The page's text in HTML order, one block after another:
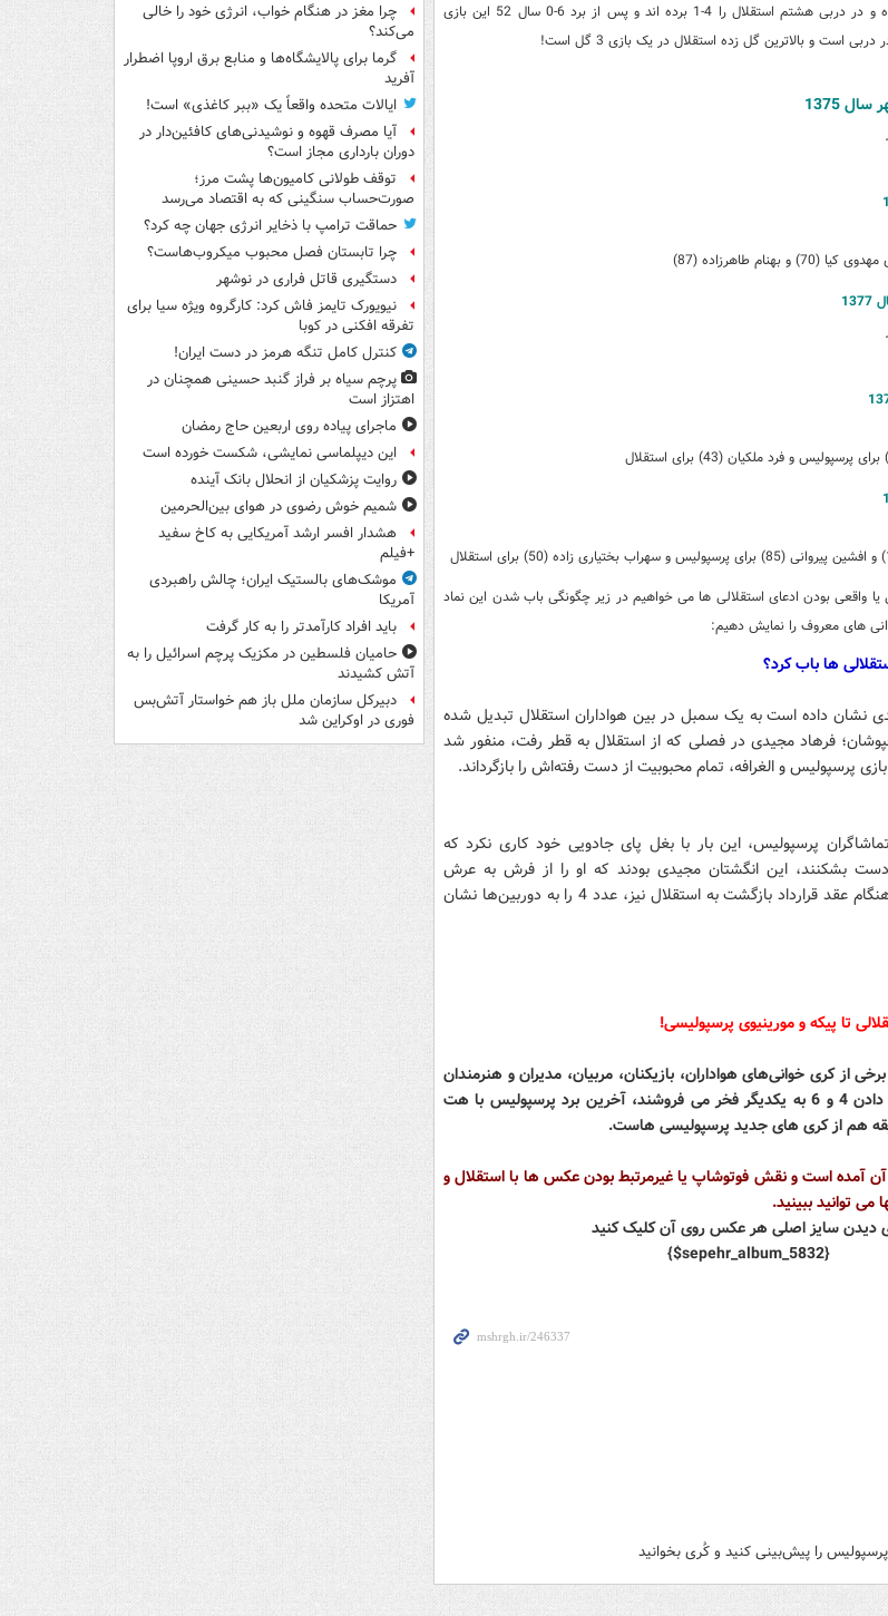
زودتر از 6 نماد پرسپولیس شده و در دربی هشتم استقلال را 4-1 برده اند و پس از برد 6-0 سال 52 این بازی
است و بالاترین گل زده استقلال در یک بازی 3 گل است!
یا واقعی بودن ادعای استقلالی ها می خواهیمدر زیر چگونگی باب شدن این نماد
های معروف را نمایش دهیم:
نشان داده است به یک سمبل در بین هواداران استقلال تبدیل شده
فرهاد مجیدی در فصلی که از استقلال به قطر رفت، منفور شد
پرسپولیس، این بار با بغل پای جادویی خود کاری نکرد که
بشکنند، این انگشتان مجیدی بودند که او را از فرش به عرش
رساندند. فرهاد بعدها در هنگام عقد قرارداد بازگشت به استقلال نیز، عدد 4 را به دوربین‌ها نشان
تا پیکه و مورینیوی پرسپولیسی!
از کری خوانی‌های هواداران، بازیکنان، مربیان، مدیران و هنرمندان
را خواهید دید که با نشان دادن 4 و 6 به یکدیگر فخر می فروشند، آخرین برد پرسپولیس با هت
آمده است و نقش فوتوشاپ یا غیرمرتبط بودن عکس ها با استقلال و
می توانید ببینید.
دیدن سایز اصلی هر عکس روی آن کلیک کنید
{$sepehr_album_5832}
چرا مغز در هنگام خواب، انرژی خود را خالی
می‌کند؟
گرما برای پالایشگاه‌ها و منابع برق اروپا اضطرار
آفرید
ایالات متحده واقعاً یک «ببر کاغذی» است!
آیا مصرف قهوه و نوشیدنی‌های کافئین‌دار در
دوران بارداری مجاز است؟
توقف طولانی کامیون‌ها پشت مرز؛
صورت‌حساب سنگینی که به اقتصاد می‌رسد
حماقت ترامپ با ذخایر انرژی جهان چه کرد؟
چرا تابستان فصل محبوب میکروب‌هاست؟
دستگیری قاتل فراری در نوشهر
نیویورک تایمز فاش کرد: کارگروه ویژه سیا برای
تفرقه افکنی در کوبا
کنترل کامل تنگه هرمز در دست ایران!
پرچم سیاه بر فراز گنبد حسینی همچنان در
اهتزاز است
ماجرای پیاده روی اربعین حاج رمضان
این دیپلماسی نمایشی، شکست خورده است
روایت پزشکیان از انحلال بانک آینده
شمیم خوش رضوی در هوای بین‌الحرمین
هشدار افسر ارشد آمریکایی به کاخ سفید
+فیلم
موشک‌های بالستیک ایران؛ چالش راهبردی
آمریکا
باید افراد کارآمدتر را به کار گرفت
حامیان فلسطین در مکزیک پرچم اسرائیل را به
آتش کشیدند
دبیرکل سازمان ملل باز هم خواستار آتش‌بس
فوری در اوکراین شد